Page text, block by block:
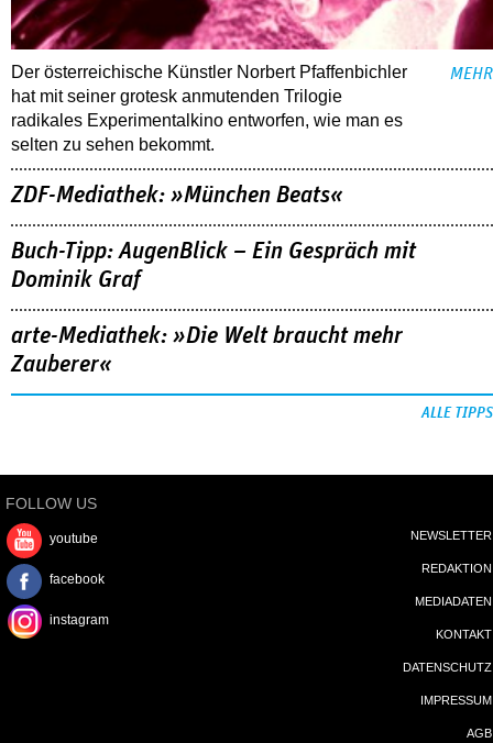
Der österreichische Künstler Norbert Pfaffenbichler
hat mit seiner grotesk anmutenden Trilogie
radikales Experimentalkino entworfen, wie man es
selten zu sehen bekommt.
MEHR
ZDF-Mediathek: »München Beats«
Buch-Tipp: AugenBlick – Ein Gespräch mit
Dominik Graf
arte-Mediathek: »Die Welt braucht mehr
Zauberer«
ALLE TIPPS
FOLLOW US
youtube
facebook
instagram
NEWSLETTER
REDAKTION
MEDIADATEN
KONTAKT
DATENSCHUTZ
IMPRESSUM
AGB